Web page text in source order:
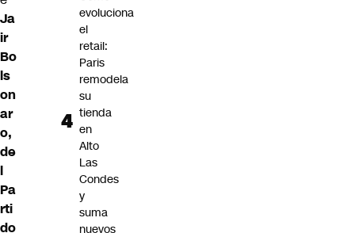
Ja
ir
Bo
ls
on
ar
o,
de
l
Pa
rti
do
evoluciona
el
retail:
Paris
remodela
su
tienda
en
Alto
Las
Condes
y
suma
nuevos